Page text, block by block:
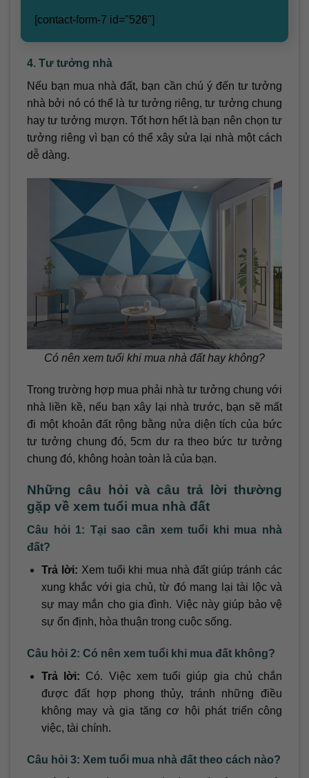
[contact-form-7 id="526"]
nhà mới trước khi quyết định mua để tránh gặp phải
4. Tư tưởng nhà
Nếu bạn mua nhà đất, bạn cần chú ý đến tư tưởng
nhà bởi nó có thể là tư tưởng riêng, tư tưởng chung
hay tư tưởng mượn. Tốt hơn hết là bạn nên chọn tư
tưởng riêng vì bạn có thể xây sửa lại nhà một cách
dễ dàng.
Có nên xem tuổi khi mua nhà đất hay không?
Trong trường hợp mua phải nhà tư tưởng chung với
nhà liền kề, nếu bạn xây lại nhà trước, bạn sẽ mất
đi một khoản đất rộng bằng nửa diện tích của bức
tư tưởng chung đó, 5cm dư ra theo bức tư tưởng
chung đó, không hoàn toàn là của bạn.
Những câu hỏi và câu trả lời thường
gặp về xem tuổi mua nhà đất
Câu hỏi 1: Tại sao cần xem tuổi khi mua nhà
đất?
Trả lời: Xem tuổi khi mua nhà đất giúp tránh các
xung khắc với gia chủ, từ đó mang lại tài lộc và
sự may mắn cho gia đình. Việc này giúp bảo vệ
sự ổn định, hòa thuận trong cuộc sống.
Câu hỏi 2: Có nên xem tuổi khi mua đất không?
Trả lời: Có. Việc xem tuổi giúp gia chủ chắn
được đất hợp phong thủy, tránh những điều
không may và gia tăng cơ hội phát triển công
việc, tài chính.
Câu hỏi 3: Xem tuổi mua nhà đất theo cách nào?